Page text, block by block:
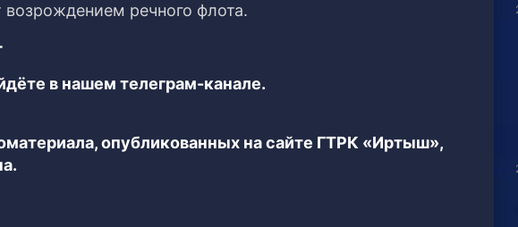
речного флота.
в нашем телеграм-канале.
опубликованных на сайте ГТРК «Иртыш»,